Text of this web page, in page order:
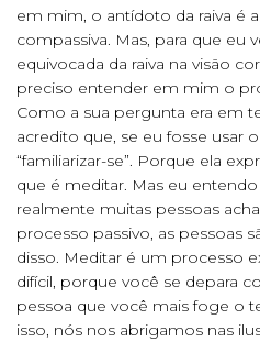
em mim, o antídoto da raiva é
compassiva. Mas, para que eu
equivocada da raiva na visão
preciso entender em mim o
Como a sua pergunta era em
acredito que, se eu fosse usar
“familiarizar-se”. Porque ela
que é meditar. Mas eu
realmente muitas pessoas
processo passivo, as pessoas
disso. Meditar é um processo
difícil, porque você se depara
pessoa que você mais foge o
isso, nós nos abrigamos nas